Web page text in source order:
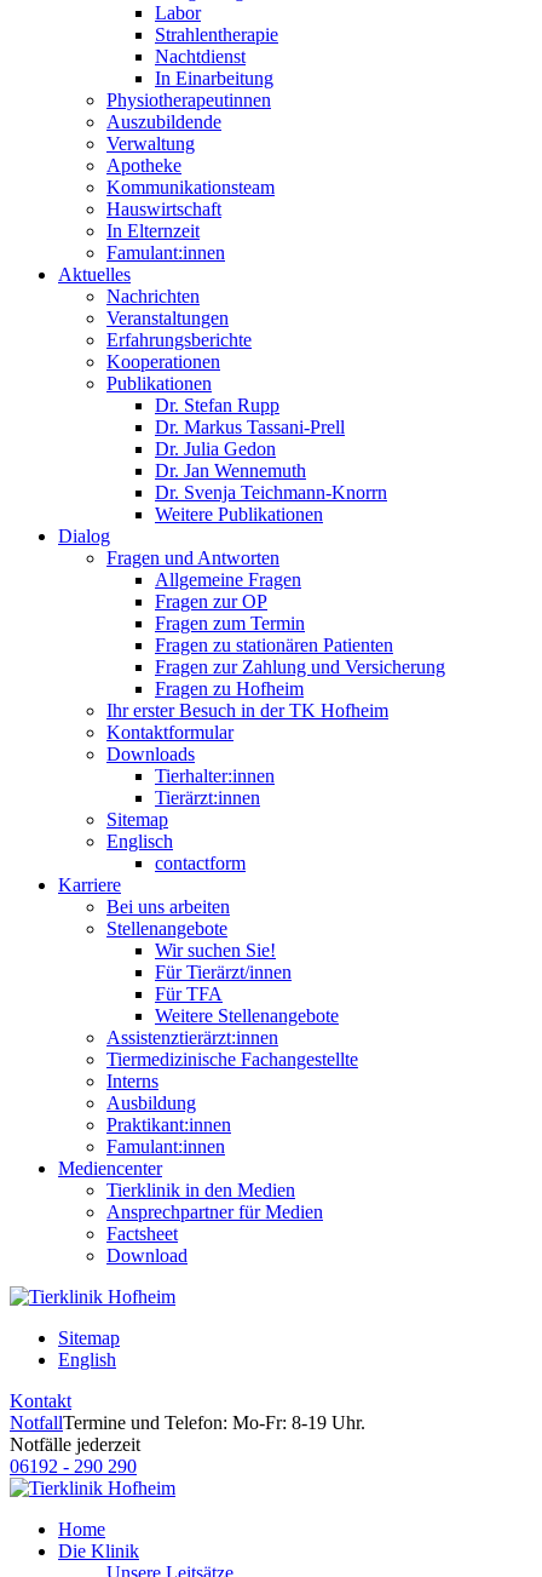
Labor
Strahlentherapie
Nachtdienst
In Einarbeitung
Physiotherapeutinnen
Auszubildende
Verwaltung
Apotheke
Kommunikationsteam
Hauswirtschaft
In Elternzeit
Famulant:innen
Aktuelles
Nachrichten
Veranstaltungen
Erfahrungsberichte
Kooperationen
Publikationen
Dr. Stefan Rupp
Dr. Markus Tassani-Prell
Dr. Julia Gedon
Dr. Jan Wennemuth
Dr. Svenja Teichmann-Knorrn
Weitere Publikationen
Dialog
Fragen und Antworten
Allgemeine Fragen
Fragen zur OP
Fragen zum Termin
Fragen zu stationären Patienten
Fragen zur Zahlung und Versicherung
Fragen zu Hofheim
Ihr erster Besuch in der TK Hofheim
Kontaktformular
Downloads
Tierhalter:innen
Tierärzt:innen
Sitemap
Englisch
contactform
Karriere
Bei uns arbeiten
Stellenangebote
Wir suchen Sie!
Für Tierärzt/innen
Für TFA
Weitere Stellenangebote
Assistenztierärzt:innen
Tiermedizinische Fachangestellte
Interns
Ausbildung
Praktikant:innen
Famulant:innen
Mediencenter
Tierklinik in den Medien
Ansprechpartner für Medien
Factsheet
Download
Sitemap
English
Kontakt
NotfallTermine und Telefon: Mo-Fr: 8-19 Uhr.
Notfälle jederzeit
06192 - 290 290
Home
Die Klinik
Unsere Leitsätze